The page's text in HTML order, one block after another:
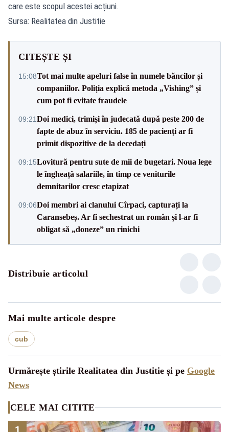
care este scopul acestei acțiuni.
Sursa: Realitatea din Justitie
CITEȘTE ȘI
15:08Tot mai multe apeluri false în numele băncilor și
companiilor. Poliția explică metoda „Vishing” și
cum pot fi evitate fraudele
09:21Doi medici, trimiși în judecată după peste 200 de
fapte de abuz în serviciu. 185 de pacienți ar fi
primit dispozitive de la decedați
09:15Lovitură pentru sute de mii de bugetari. Noua lege
le îngheață salariile, în timp ce veniturile
demnitarilor cresc etapizat
09:06Doi membri ai clanului Cîrpaci, capturați la
Caransebeș. Ar fi sechestrat un român și l-ar fi
obligat să „doneze” un rinichi
Distribuie articolul
Mai multe articole despre
cub
Urmărește știrile Realitatea din Justitie și pe Google
News
CELE MAI CITITE
1